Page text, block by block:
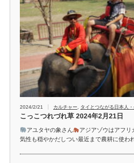
2024/2/21 カルチャー タイとつながる日本人
こっこつれづれ草 2024年2月21日
アユタヤの象さん
アジアゾウはアフリ
気性も穏やかだしつい最近まで農耕に使